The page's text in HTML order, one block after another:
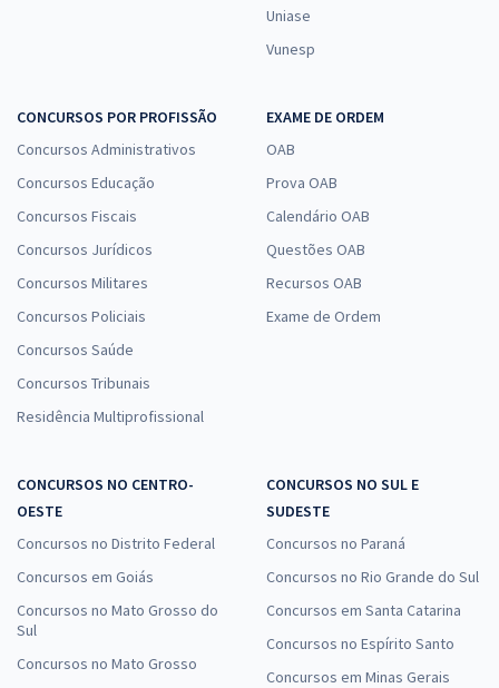
Uniase
Vunesp
CONCURSOS POR PROFISSÃO
Concursos Administrativos
Concursos Educação
Concursos Fiscais
Concursos Jurídicos
Concursos Militares
Concursos Policiais
Concursos Saúde
Concursos Tribunais
Residência Multiprofissional
EXAME DE ORDEM
OAB
Prova OAB
Calendário OAB
Questões OAB
Recursos OAB
Exame de Ordem
CONCURSOS NO CENTRO-
OESTE
Concursos no Distrito Federal
Concursos em Goiás
Concursos no Mato Grosso do
Sul
Concursos no Mato Grosso
CONCURSOS NO SUL E
SUDESTE
Concursos no Paraná
Concursos no Rio Grande do Sul
Concursos em Santa Catarina
Concursos no Espírito Santo
Concursos em Minas Gerais